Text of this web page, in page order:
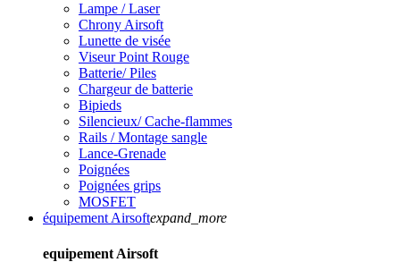
Lampe / Laser
Chrony Airsoft
Lunette de visée
Viseur Point Rouge
Batterie/ Piles
Chargeur de batterie
Bipieds
Silencieux/ Cache-flammes
Rails / Montage sangle
Lance-Grenade
Poignées
Poignées grips
MOSFET
équipement Airsoftexpand_more
equipement Airsoft